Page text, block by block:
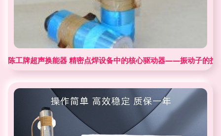
陈工牌超声换能器 精密点焊设备中的核心驱动器——振动子的技